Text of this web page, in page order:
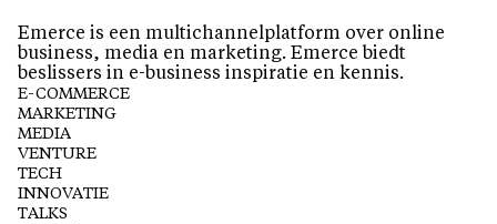
Emerce is een multichannelplatform over online
business, media en marketing. Emerce biedt
beslissers in e-business inspiratie en kennis.
E-COMMERCE
MARKETING
MEDIA
VENTURE
TECH
INNOVATIE
TALKS